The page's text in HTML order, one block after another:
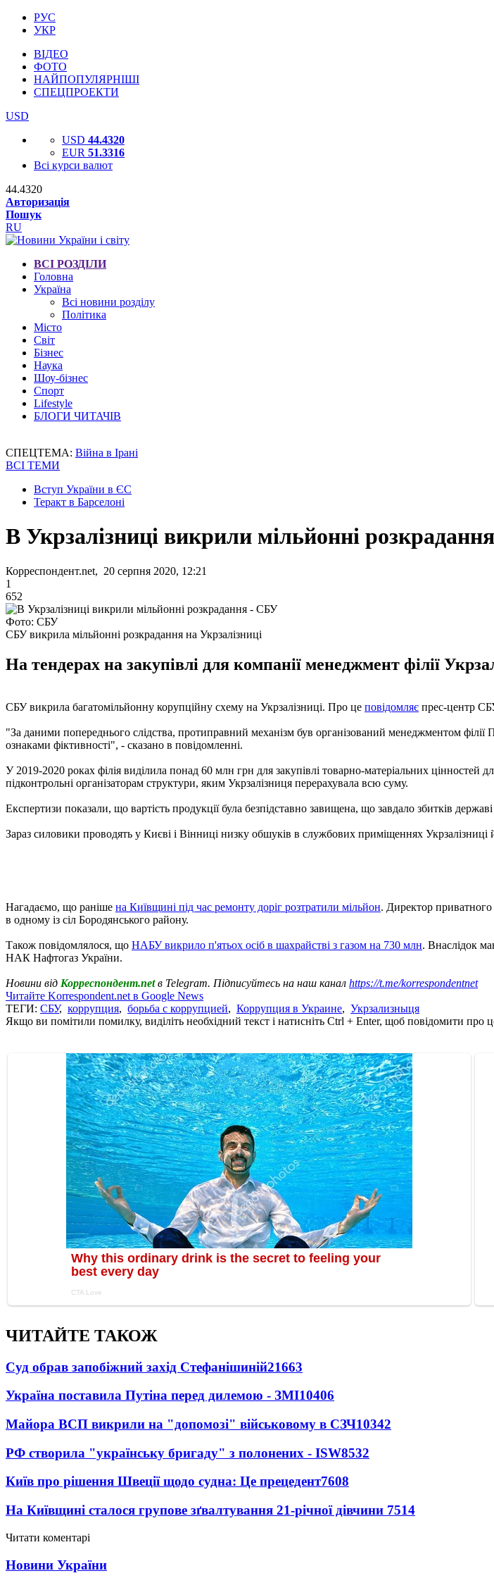
РУС
УКР
ВІДЕО
ФОТО
НАЙПОПУЛЯРНІШІ
СПЕЦПРОЕКТИ
USD
USD 44.4320
EUR 51.3316
Всі курси валют
44.4320
Авторизація
Пошук
RU
ВСІ РОЗДІЛИ
Головна
Україна
Всі новини розділу
Політика
Місто
Світ
Бізнес
Наука
Шоу-бізнес
Спорт
Lifestyle
БЛОГИ ЧИТАЧІВ
СПЕЦТЕМА: Війна в Ірані
ВСІ ТЕМИ
Вступ України в ЄС
Теракт в Барселоні
В Укрзалізниці викрили мільйонні
Корреспондент.net, 20 серпня 2020, 12:21
1
652
Фото: СБУ
СБУ викрила мільйонні розкрадання на Укрзалізниці
На тендерах на закупівлі для компанії менеджмент філії
СБУ викрила багатомільйонну корупційну схему на Укрзалізниці. Про це повідомляє прес-центр
"За даними попереднього слідства, протиправний механізм був організований менеджментом філії
ознаками фіктивності", - сказано в повідомленні.
У 2019-2020 роках філія виділила понад 60 млн грн для закупівлі товарно-матеріальних
підконтрольні організаторам структури, яким Укрзалізниця перерахувала всю суму.
Експертизи показали, що вартість продукції була безпідставно завищена, що завдало збитків
Зараз силовики проводять у Києві і Вінниці низку обшуків в службових приміщеннях
Нагадаємо, що раніше на Київщині під час ремонту доріг розтратили мільйон. Директор приватного
в одному із сіл Бородянського району.
Також повідомлялося, що НАБУ викрило п'ятьох осіб в шахрайстві з газом на 730 млн. Внаслідок
НАК Нафтогаз України.
Новини від Корреспондент.netв Telegram. Підписуйтесь на наш канал https://t.me/korrespondentnet
Читайте Korrespondent.net в Google News
ТЕГИ: СБУ, коррупция, борьба с коррупцией, Коррупция в Украине, Укрзализныця
Якщо ви помітили помилку, виділіть необхідний текст і натисніть Ctrl + Enter, щоб повідомити про
ЧИТАЙТЕ ТАКОЖ
Суд обрав запобіжний захід Стефанішиній21663
Україна поставила Путіна перед дилемою - ЗМІ10406
Майора ВСП викрили на "допомозі" військовому в СЗЧ10342
РФ створила "українську бригаду" з полонених - ISW8532
Київ про рішення Швеції щодо судна: Це прецедент7608
На Київщині сталося групове зґвалтування 21-річної дівчини 7514
Читати коментарі
Новини України